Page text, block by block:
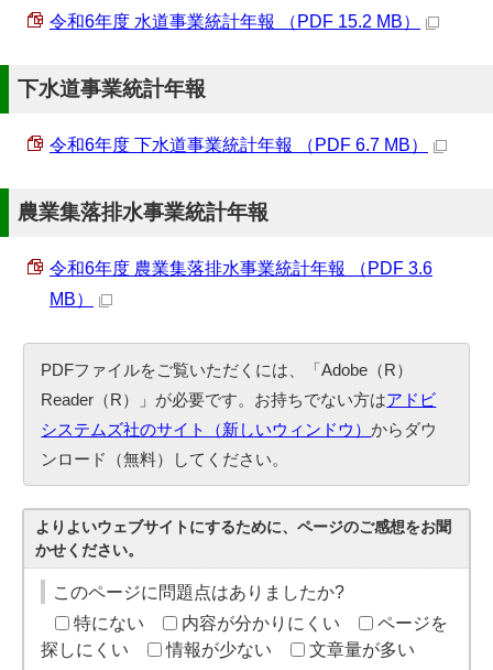
令和6年度 水道事業統計年報 （PDF 15.2 MB）
下水道事業統計年報
令和6年度 下水道事業統計年報 （PDF 6.7 MB）
農業集落排水事業統計年報
令和6年度 農業集落排水事業統計年報 （PDF 3.6
MB）
PDFファイルをご覧いただくには、「Adobe（R）
Reader（R）」が必要です。お持ちでない方はアドビ
システムズ社のサイト（新しいウィンドウ）からダウ
ンロード（無料）してください。
よりよいウェブサイトにするために、ページのご感想をお聞
かせください。
このページに問題点はありましたか?
特にない
内容が分かりにくい
ページを
探しにくい
情報が少ない 文章量が多い